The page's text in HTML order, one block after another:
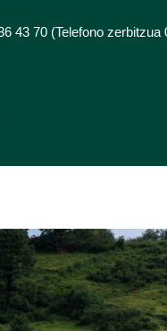
43 70 (Telefono zerbitzua